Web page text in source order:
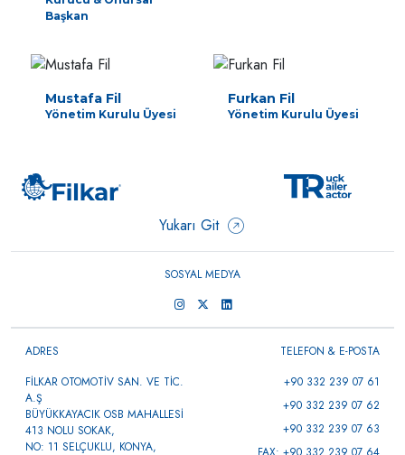
Başkan
Mustafa Fil
Yönetim Kurulu Üyesi
Furkan Fil
Yönetim Kurulu Üyesi
Yukarı Git
SOSYAL MEDYA
ADRES
FİLKAR OTOMOTİV SAN. VE TİC.
A.Ş
BÜYÜKKAYACIK OSB MAHALLESİ
413 NOLU SOKAK,
NO: 11 SELÇUKLU, KONYA,
TELEFON & E-POSTA
+90 332 239 07 61
+90 332 239 07 62
+90 332 239 07 63